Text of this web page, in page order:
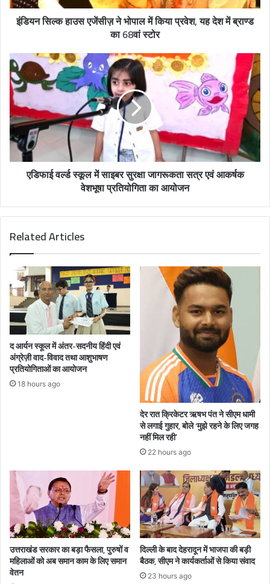
d
s
s
इंडियन सिल्क हाउस एजेंसीज़ ने भोपाल में किया प्रवेश, यह देश में ब्राण्ड
का 68वां स्टोर
एडिफाई वर्ल्ड स्कूल में साइबर सुरक्षा जागरूकता सत्र एवं आकर्षक
वेशभूषा प्रतियोगिता का आयोजन
Related Articles
द आर्यन स्कूल में अंतर-सदनीय हिंदी एवं
अंग्रेज़ी वाद-विवाद तथा आशुभाषण
प्रतियोगिताओं का आयोजन
18 hours ago
देर रात क्रिकेटर ऋषभ पंत ने सीएम धामी
से लगाई गुहार, बोले ‘मुझे रहने के लिए जगह
नहीं मिल रही’
22 hours ago
उत्तराखंड सरकार का बड़ा फैसला, पुरुषों व
महिलाओं को अब समान काम के लिए समान
वेतन
दिल्ली के बाद देहरादून में भाजपा की बड़ी
बैठक, सीएम ने कार्यकर्ताओं से किया संवाद
23 hours ago